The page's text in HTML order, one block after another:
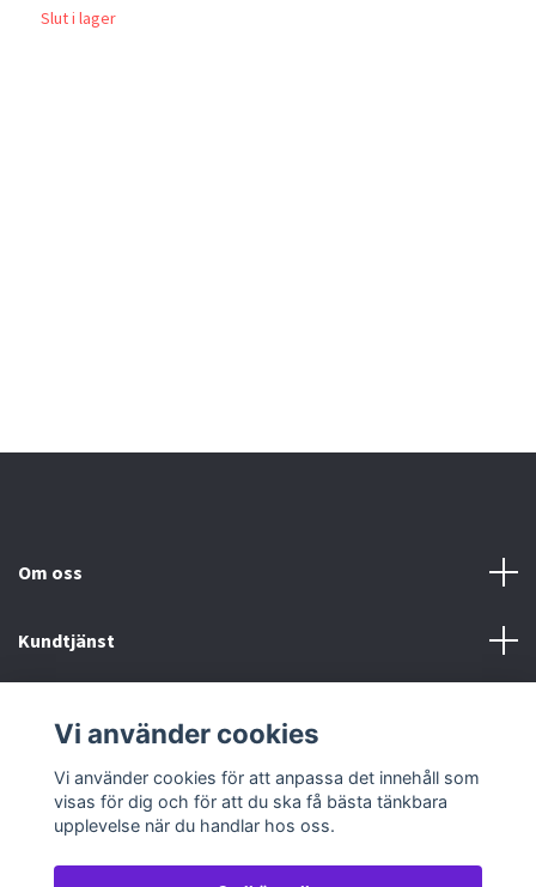
Slut i lager
Om oss
Kundtjänst
Sociala medier
Vi använder cookies
Vi använder cookies för att anpassa det innehåll som
visas för dig och för att du ska få bästa tänkbara
upplevelse när du handlar hos oss.